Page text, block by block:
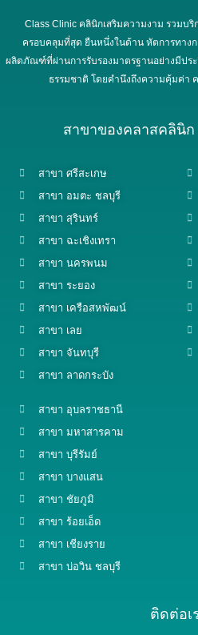
Class Clinic คลินิกเสริมความงาม รวมบ
ครอบคลุมที่สุด ยืนหนึ่งในด้าน หัตการทาง
ผลิตภัณฑ์ที่ผ่านการรับรองมาตรฐานอย่างมีปร
ธรรมชาติ โดยคำนึงถึงความคุ้มค่า
สาขาของคลาสคลินิ
สาขา ศรีสะเกษ
สาขา อมตะ ชลบุรี
สาขา สุรินทร์
สาขา ฉะเชิงเทรา
สาขา นครพนม
สาขา ระยอง
สาขา เครือสหพัฒน์
สาขา เลย
สาขา จันทบุรี
สาขา ลาดกระบัง
สาขา อุบลราชธานี
สาขา มหาสารคาม
สาขา บุรีรัมย์
สาขา บางแสน
สาขา ชัยภูมิ
สาขา ร้อยเอ็ด
สาขา เชียงราย
สาขา บ่อวิน ชลบุรี
ติดต่อเ